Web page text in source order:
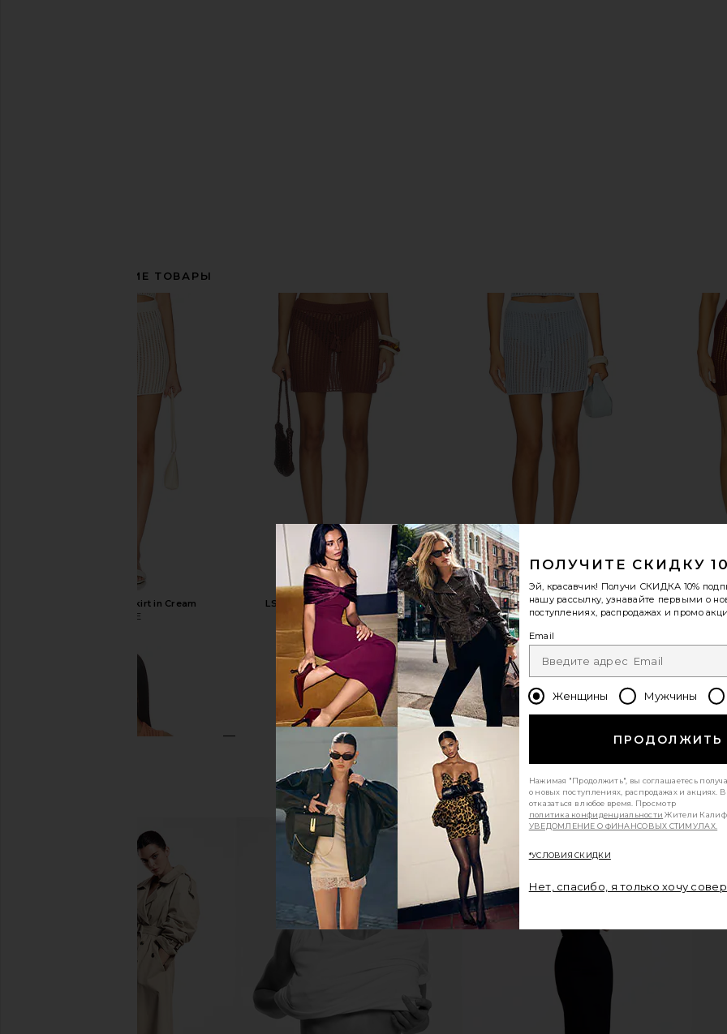
СОПУТСТВУЮЩИЕ ТОВАРЫ
LSPACE Sander Skirt in Cream
LSPACE
LSPACE Sander Skirt in Cafe
LSPACE
$56
Previous price:
$92
LSPACE Sander Skirt in French Blue
LSPACE
LSPACE
LSPACE Sander Top in Fresh Squeezed
LSPACE Sander Top in Cafe
$99
LSPACE
ПОЛУЧИТЕ СКИДКУ
Эй, красавчик! Получи СКИДКА 10%
нашу рассылку, узнавайте первыми о
поступлениях, распродажах и промо
Email
Женщины Мужчины
ПРОДОЛЖИТЬ
Нажимая "Продолжить", вы соглашаетесь
о новых поступлениях, распродажах и акциях.
отказаться в любое время. Просмотр
политика конфиденциальности Жители
УВЕДОМЛЕНИЕ О ФИНАНСОВЫХ СТИМУЛАХ.
*УСЛОВИЯ СКИДКИ
Нет, спасибо, я только хочу